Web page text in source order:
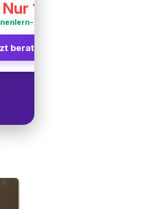
Nur 1€
Angebot
beraten lassen